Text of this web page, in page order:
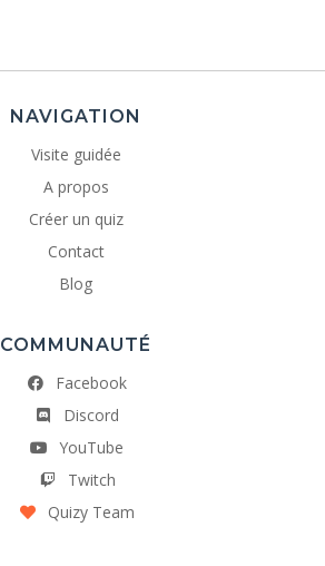
NAVIGATION
Visite guidée
A propos
Créer un quiz
Contact
Blog
COMMUNAUTÉ
Facebook
Discord
YouTube
Twitch
Quizy Team